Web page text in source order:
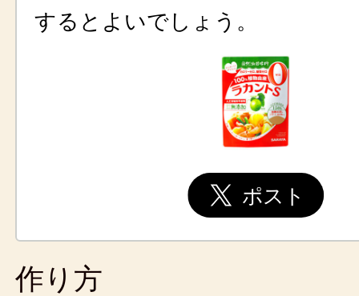
するとよいでしょう。
作り方